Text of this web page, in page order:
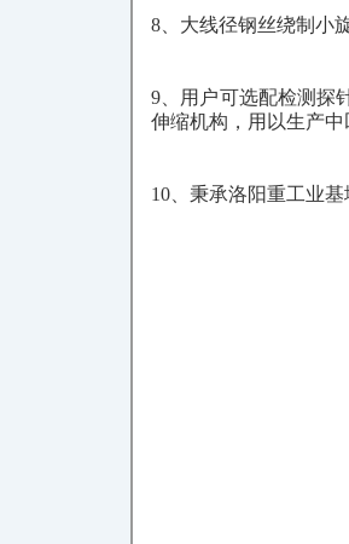
8、大线径钢丝绕制小
9、用户可选配检测探
伸缩机构，用以生产中
10、秉承洛阳重工业